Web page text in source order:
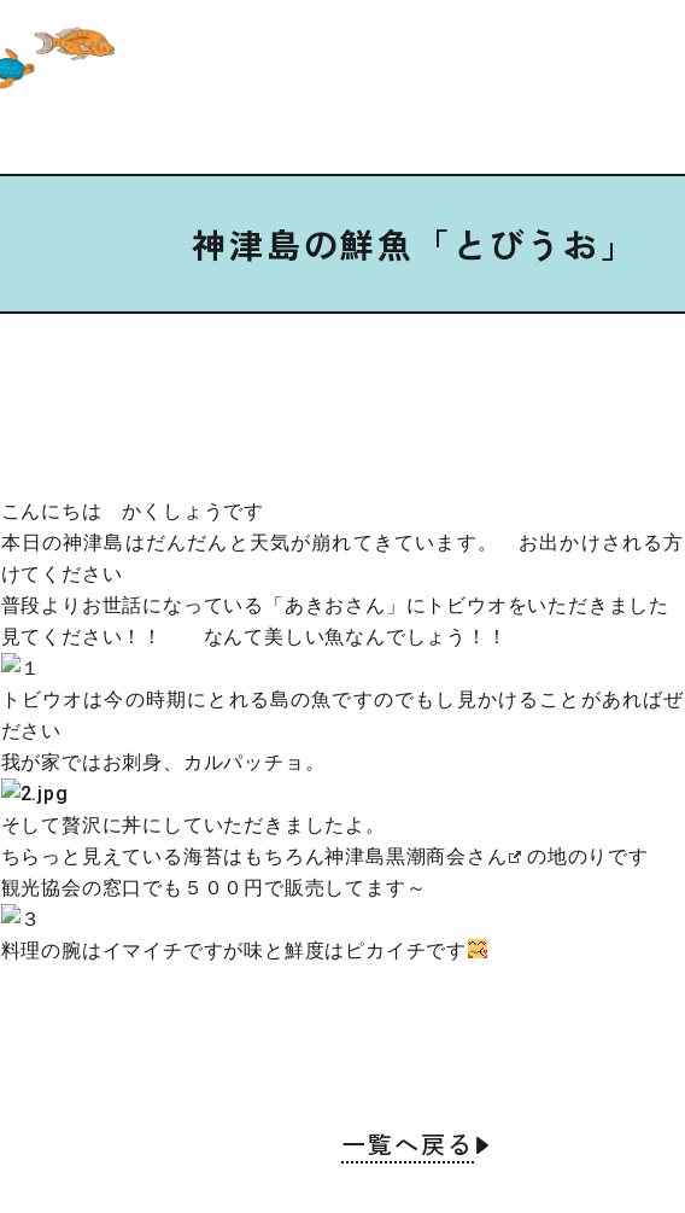
神津島の鮮魚「とびうお」
こんにちは かくしょうです
本日の神津島はだんだんと天気が崩れてきています。 お出かけされる
けてください
普段よりお世話になっている「あきおさん」にトビウオをいただきました
見てください！！ なんて美しい魚なんでしょう！！
トビウオは今の時期にとれる島の魚ですのでもし見かけることがあれば
ださい
我が家ではお刺身、カルパッチョ。
そして贅沢に丼にしていただきましたよ。
ちらっと見えている海苔はもちろん神津島黒潮商会さん
の地のりです
観光協会の窓口でも５００円で販売してます～
料理の腕はイマイチですが味と鮮度はピカイチです
一覧へ戻る